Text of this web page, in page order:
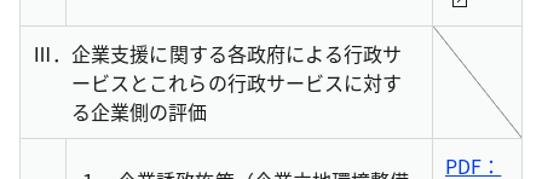
Ⅲ．企業支援に関する各政府による行政サ
ービスとこれらの行政サービスに対す
る企業側の評価
PDF：